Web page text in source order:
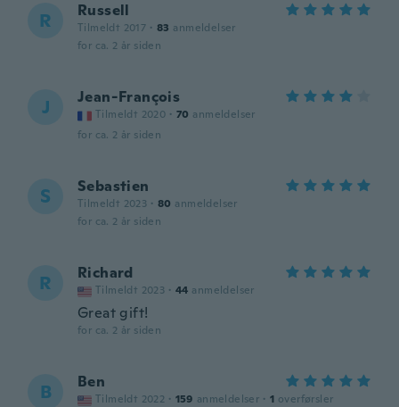
R Russell
Tilmeldt 2017 · 83 anmeldelser
for ca. 2 år siden
J Jean-François
Tilmeldt 2020 · 70 anmeldelser
for ca. 2 år siden
S Sebastien
Tilmeldt 2023 · 80 anmeldelser
for ca. 2 år siden
R Richard
Tilmeldt 2023 · 44 anmeldelser
Great gift!
for ca. 2 år siden
B Ben
Tilmeldt 2022 · 159 anmeldelser · 1 overførsler